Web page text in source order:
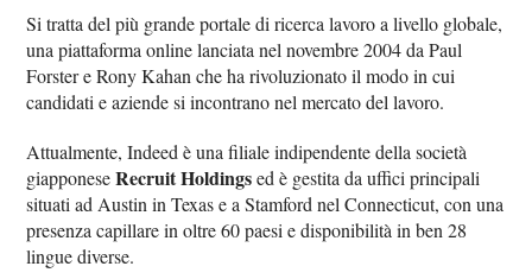
Si tratta del più grande portale di ricerca lavoro a livello globale,
una piattaforma online lanciata nel novembre 2004 da Paul
Forster e Rony Kahan che ha rivoluzionato il modo in cui
candidati e aziende si incontrano nel mercato del lavoro.
Attualmente, Indeed è una filiale indipendente della società
giapponeseRecruit Holdingsed è gestita da uffici principali
situati ad Austin in Texas e a Stamford nel Connecticut, con una
presenza capillare in oltre 60 paesi e disponibilità in ben 28
lingue diverse.